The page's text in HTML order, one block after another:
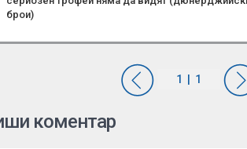
брои)
коментар